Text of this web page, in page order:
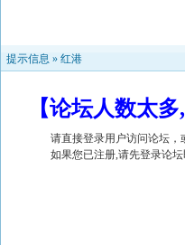
提示信息 » 红港
【论坛人数太
请直接登录用户访问论坛，
如果您已注册,请先登录论